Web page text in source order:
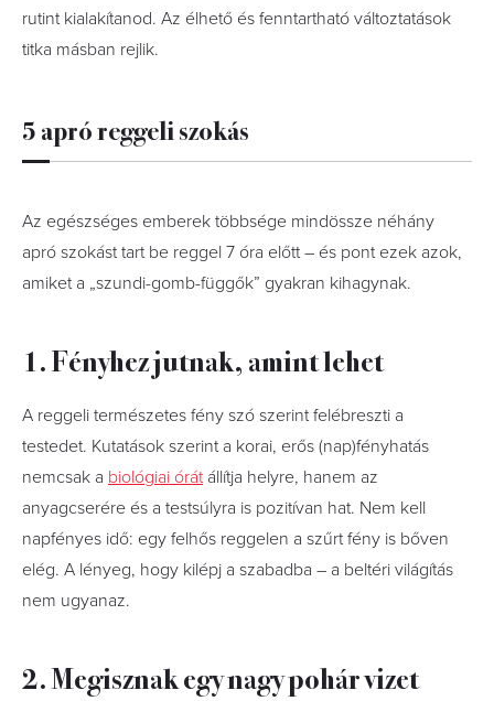
rutint kialakítanod. Az élhető és fenntartható változtatások
titka másban rejlik.
5 apró reggeli szokás
Az egészséges emberek többsége mindössze néhány
apró szokást tart be reggel 7 óra előtt – és pont ezek azok,
amiket a „szundi-gomb-függők” gyakran kihagynak.
1. Fényhez jutnak, amint lehet
A reggeli természetes fény szó szerint felébreszti a
testedet. Kutatások szerint a korai, erős (nap)fényhatás
nemcsak a biológiai órátállítja helyre, hanem az
anyagcserére és a testsúlyra is pozitívan hat. Nem kell
napfényes idő: egy felhős reggelen a szűrt fény is bőven
elég. A lényeg, hogy kilépj a szabadba – a beltéri világítás
nem ugyanaz.
2. Megisznak egy nagy pohár vizet